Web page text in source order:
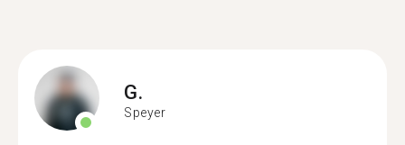
G.
Speyer